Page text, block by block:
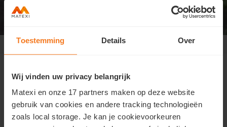
Toestemming Details Over
Wij vinden uw privacy belangrijk
Matexi en onze 17 partners maken op deze website
gebruik van cookies en andere tracking technologieën
zoals local storage. Je kan je cookievoorkeuren
Hasselt Quartier Bleu Contact
Contacteer ons